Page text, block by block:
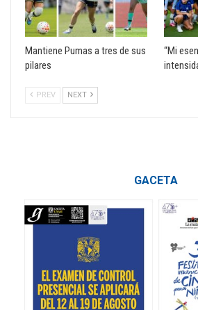
Mantiene Pumas a tres de sus
pilares
“Mi
PREV NEXT
GACETA